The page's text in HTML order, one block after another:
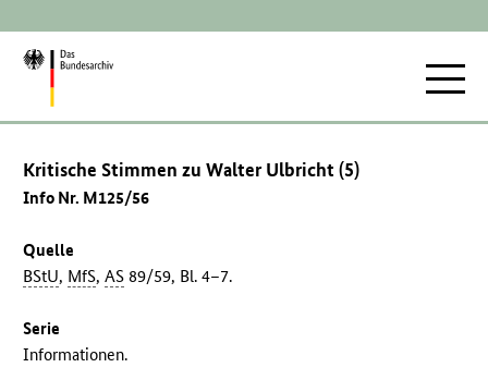
Zur
Kritische Stimmen zu Walter Ulbricht (5)
Info Nr. M125/56
Quelle
BStU, MfS,AS 89/59, Bl. 4–7.
Serie
Informationen.